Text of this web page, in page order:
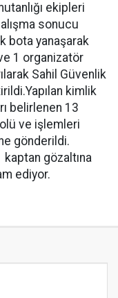
ekipleri
sonucu
bota yanaşarak
1 organizatör
Sahil Güvenlik
kimlik
belirlenen 13
ve işlemleri
gönderildi.
gözaltına
ediyor.